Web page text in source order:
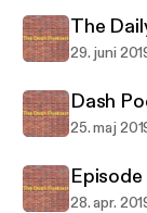
death
our life. I
The
29. juni
Dash
25. maj
Episode
28. apr.